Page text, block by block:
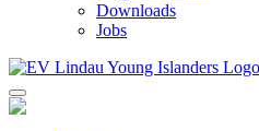
Downloads
Jobs